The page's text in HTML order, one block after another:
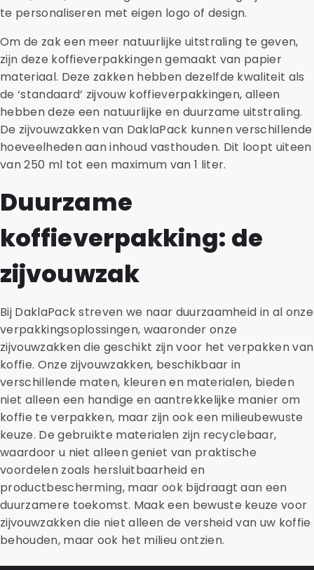
te personaliseren met eigen logo of design.
Om de zak een meer natuurlijke uitstraling te geven,
zijn deze koffieverpakkingen gemaakt van papier
materiaal. Deze zakken hebben dezelfde kwaliteit als
de ‘standaard’ zijvouw koffieverpakkingen, alleen
hebben deze een natuurlijke en duurzame uitstraling.
De zijvouwzakken van DaklaPack kunnen verschillende
hoeveelheden aan inhoud vasthouden. Dit loopt uiteen
van 250 ml tot een maximum van 1 liter.
Duurzame
koffieverpakking: de
zijvouwzak
Bij DaklaPack streven we naar duurzaamheid in al onze
verpakkingsoplossingen, waaronder onze
zijvouwzakken die geschikt zijn voor het verpakken van
koffie. Onze zijvouwzakken, beschikbaar in
verschillende maten, kleuren en materialen, bieden
niet alleen een handige en aantrekkelijke manier om
koffie te verpakken, maar zijn ook een milieubewuste
keuze. De gebruikte materialen zijn recyclebaar,
waardoor u niet alleen geniet van praktische
voordelen zoals hersluitbaarheid en
productbescherming, maar ook bijdraagt aan een
duurzamere toekomst. Maak een bewuste keuze voor
zijvouwzakken die niet alleen de versheid van uw koffie
behouden, maar ook het milieu ontzien.